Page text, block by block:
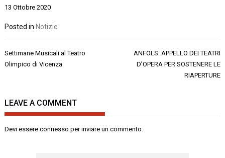
13 Ottobre 2020
Posted in Notizie
Navigazione
articoli
Settimane Musicali al Teatro
Olimpico di Vicenza
ANFOLS: APPELLO DEI TEATRI
D’OPERA PER SOSTENERE LE
RIAPERTURE
LEAVE A COMMENT
Devi essereconnesso per inviare un commento.